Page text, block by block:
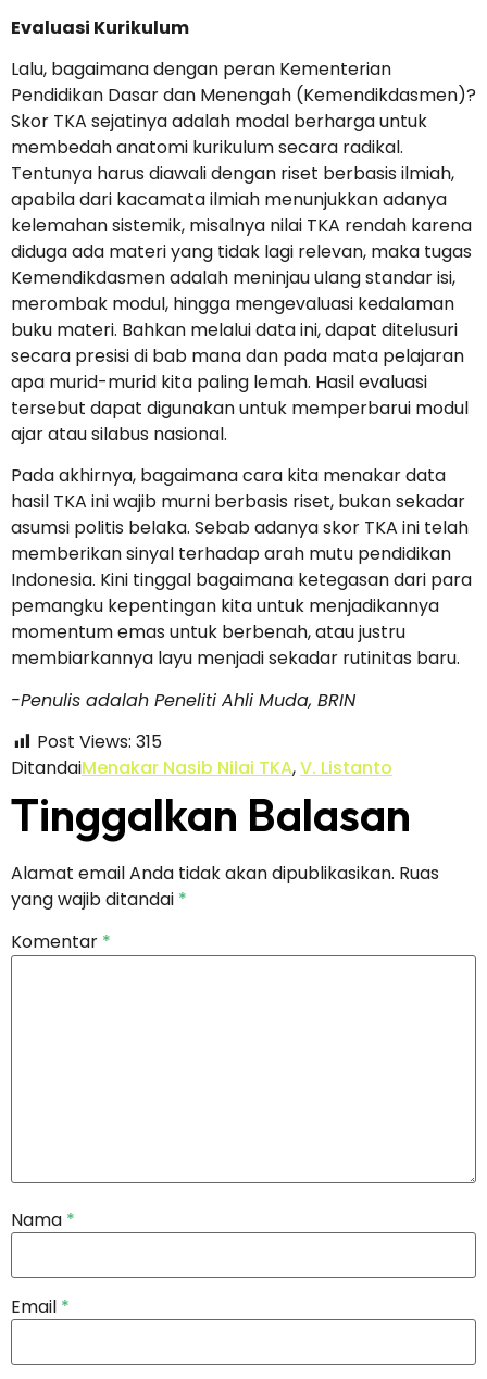
Evaluasi Kurikulum
Lalu, bagaimana dengan peran Kementerian
Pendidikan Dasar dan Menengah (Kemendikdasmen)?
Skor TKA sejatinya adalah modal berharga untuk
membedah anatomi kurikulum secara radikal.
Tentunya harus diawali dengan riset berbasis ilmiah,
apabila dari kacamata ilmiah menunjukkan adanya
kelemahan sistemik, misalnya nilai TKA rendah karena
diduga ada materi yang tidak lagi relevan, maka tugas
Kemendikdasmen adalah meninjau ulang standar isi,
merombak modul, hingga mengevaluasi kedalaman
buku materi. Bahkan melalui data ini, dapat ditelusuri
secara presisi di bab mana dan pada mata pelajaran
apa murid-murid kita paling lemah. Hasil evaluasi
tersebut dapat digunakan untuk memperbarui modul
ajar atau silabus nasional.
Pada akhirnya, bagaimana cara kita menakar data
hasil TKA ini wajib murni berbasis riset, bukan sekadar
asumsi politis belaka. Sebab adanya skor TKA ini telah
memberikan sinyal terhadap arah mutu pendidikan
Indonesia. Kini tinggal bagaimana ketegasan dari para
pemangku kepentingan kita untuk menjadikannya
momentum emas untuk berbenah, atau justru
membiarkannya layu menjadi sekadar rutinitas baru.
-Penulis adalah Peneliti Ahli Muda, BRIN
Post Views: 315
DitandaiMenakar Nasib Nilai TKA,V. Listanto
Tinggalkan Balasan
Alamat email Anda tidak akan dipublikasikan. Ruas
yang wajib ditandai *
Komentar *
Nama *
Email *